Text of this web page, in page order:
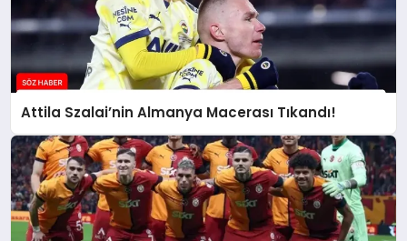
Attila Szalai’nin Almanya Macerası Tıkandı!